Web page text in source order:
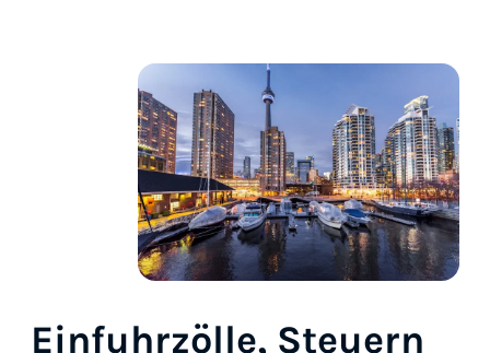
Einfuhrzölle, Steuern